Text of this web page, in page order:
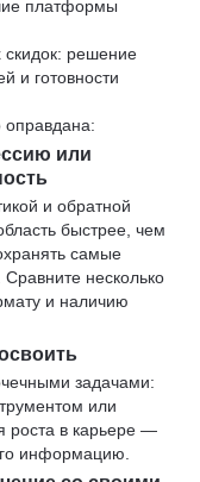
платформы
скидок: решение
и готовности
оправдана:
или
и обратной
быстрее, чем
самые
несколько
и наличию
задачами:
или
роста в карьере —
информацию.